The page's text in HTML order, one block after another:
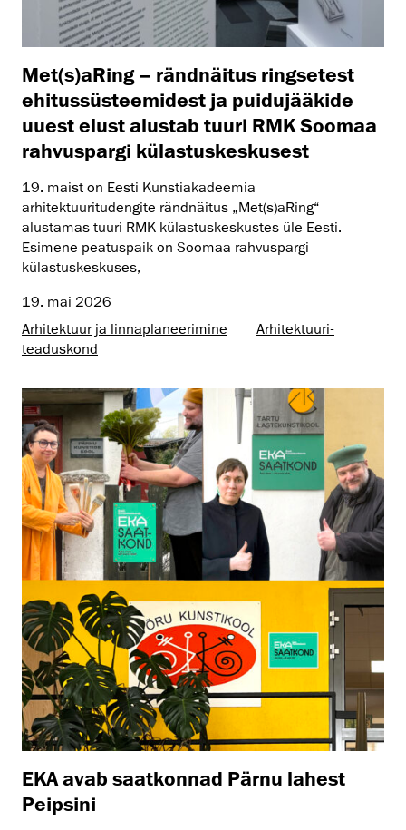
Met(s)aRing – rändnäitus ringsetest
ehitussüsteemidest ja puidujääkide
uuest elust alustab tuuri RMK Soomaa
rahvuspargi külastuskeskusest
19. maist on Eesti Kunstiakadeemia
arhitektuuritudengite rändnäitus „Met(s)aRing“
alustamas tuuri RMK külastuskeskustes üle Eesti.
Esimene peatuspaik on Soomaa rahvuspargi
külastuskeskuses,
19. mai 2026
Arhitektuur ja linnaplaneerimine
Arhitektuuri­
teaduskond
EKA avab saatkonnad Pärnu lahest
Peipsini